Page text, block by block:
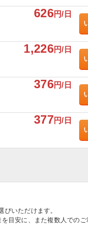
626円/日
1,226円/日
376円/日
377円/日
いただけます。
目安に、また複数人でのご